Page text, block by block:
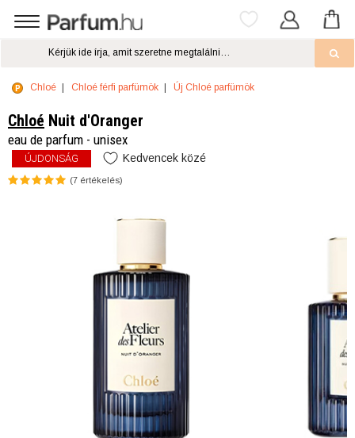
Chloé Chloé férfi parfümök Új Chloé parfümök
Chloé Nuit d'Oranger
eau de parfum - unisex
ÚJDONSÁG Kedvencek közé
(7 értékelés)